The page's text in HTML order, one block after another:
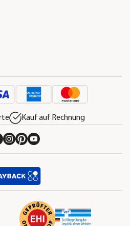
Kauf auf Rechnung